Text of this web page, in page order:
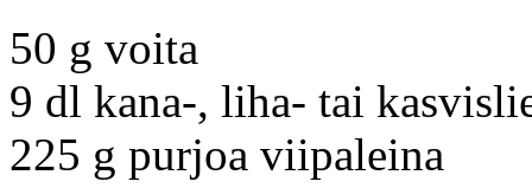
50 g voita
9 dl kana-, liha- tai
225 g purjoa viipaleina